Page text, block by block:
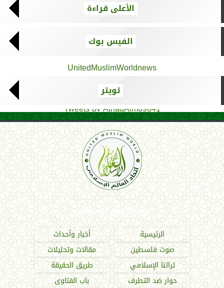
الأعلى قراءة
الفيس بوك
UnitedMuslimWorldnews
تويتر
Tweets by AthadAlm69641
اتحاد العالم الإسلامي
الرئيسية
أخبار وأحداث
صوت فلسطين
مقالات وتحليلات
تراثنا الإسلامي
طريق الحقيقة
حوار ضد التطرف
باب الفتاوى